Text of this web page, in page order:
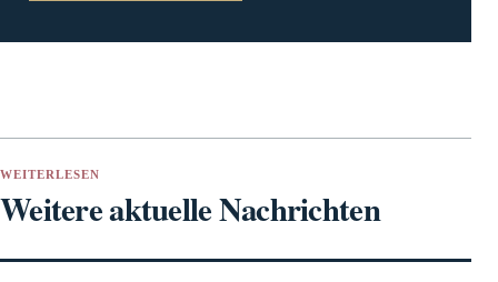
WEITERLESEN
Weitere aktuelle Nachrichten